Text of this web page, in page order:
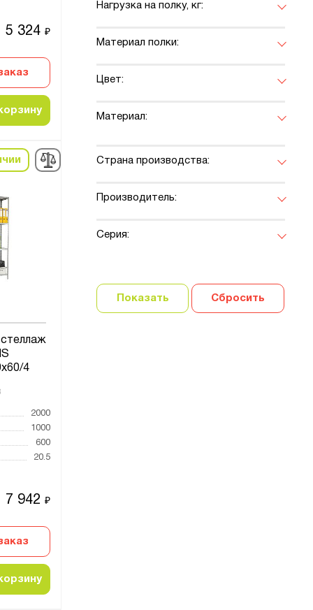
5 324 ₽
4
2000
1000
600
20.5
7 942 ₽
Нагрузка на полку, кг:
Материал полки:
Цвет:
Материал:
Страна производства:
Производитель:
Серия:
Показать Сбросить